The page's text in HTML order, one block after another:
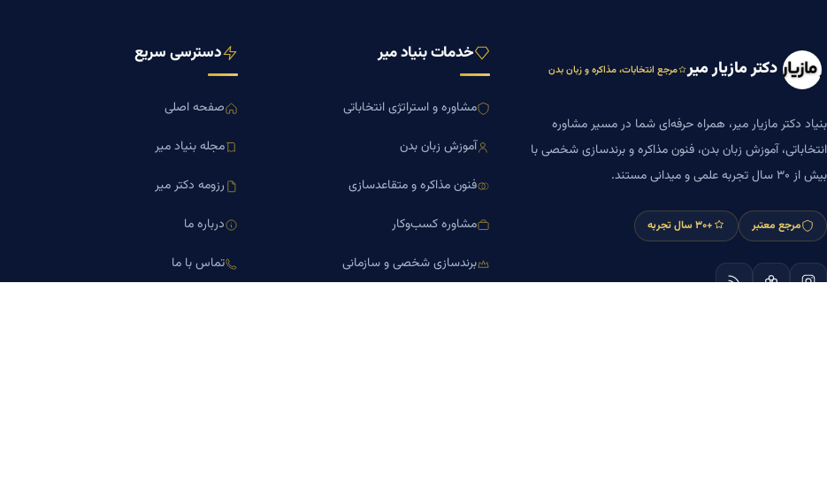
دکتر مازیار میر مرجع انتخابات، مذاکره و زبان بدن
بنیاد دکتر مازیار میر، همراه حرفه‌ای شما در مسیر مشاوره
انتخاباتی، آموزش زبان بدن، فنون مذاکره و برندسازی شخصی با
بیش از ۳۰ سال تجربه علمی و میدانی مستند.
مرجع معتبر +۳۰ سال تجربه
خدمات بنیاد میر
مشاوره و استراتژی انتخاباتی
آموزش زبان بدن
فنون مذاکره و متقاعدسازی
مشاوره کسب‌وکار
برندسازی شخصی و سازمانی
دسترسی سریع
صفحه اصلی
مجله بنیاد میر
رزومه دکتر میر
درباره ما
تماس با ما